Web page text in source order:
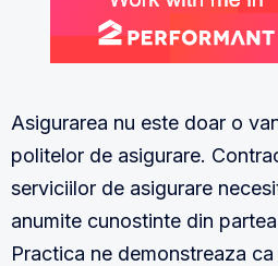
Asigurarea nu este doar o
politelor de asigurare.
serviciilor de asigurare
anumite cunostinte din
Practica ne demonstreaza